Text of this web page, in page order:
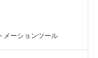
メーションツール